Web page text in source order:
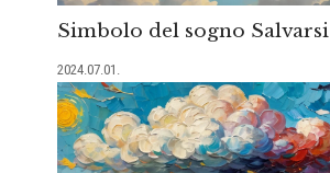
Simbolo del sogno Salvarsi
2024.07.01.